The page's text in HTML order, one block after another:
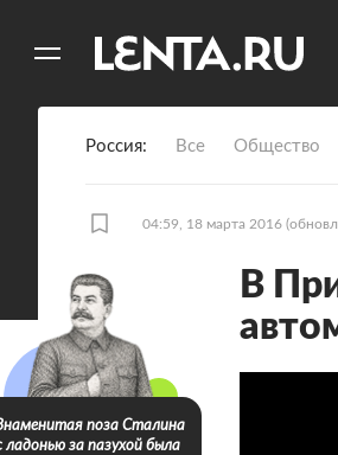
Россия Все Общество
04:59, 18 марта 2016
В
поза Сталина
ладонью за пазухой была